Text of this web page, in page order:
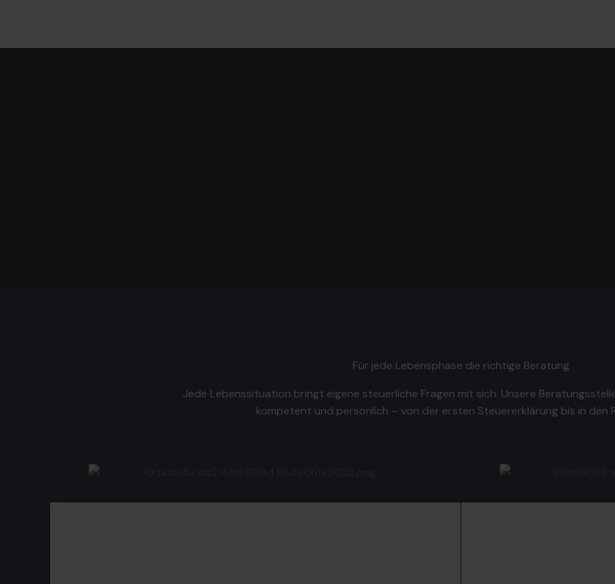
Für jede Lebensphase die richtige Beratung
Jede Lebenssituation bringt eigene steuerliche Fragen mit sich. Unsere
kompetent und persönlich – von der ersten Steuererklärung bis in den